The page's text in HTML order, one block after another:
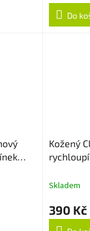
Do
Kožený
Skladem
390 Kč